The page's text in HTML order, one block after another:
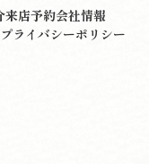
来店予約会社情報
プライバシーポリシー